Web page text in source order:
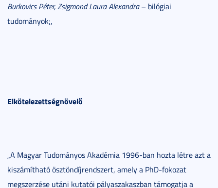
Burkovics Péter, Zsigmond Laura Alexandra– bilógiai
tudományok;,
Elkötelezettségnövelő
„A Magyar Tudományos Akadémia 1996-ban hozta létre azt a
kiszámítható ösztöndíjrendszert, amely a PhD-fokozat
megszerzése utáni kutatói pályaszakaszban támogatja a